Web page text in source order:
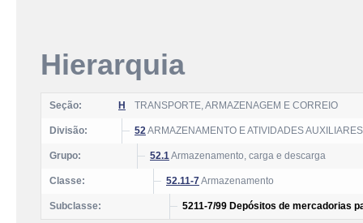
Hierarquia
Seção: H TRANSPORTE, ARMAZENAGEM E CORREIO
Divisão: 52ARMAZENAMENTO E ATIVIDADES
Grupo: 52.1Armazenamento, carga e descarga
Classe: 52.11-7Armazenamento
Subclasse: 5211-7/99 Depósitos de mercadorias